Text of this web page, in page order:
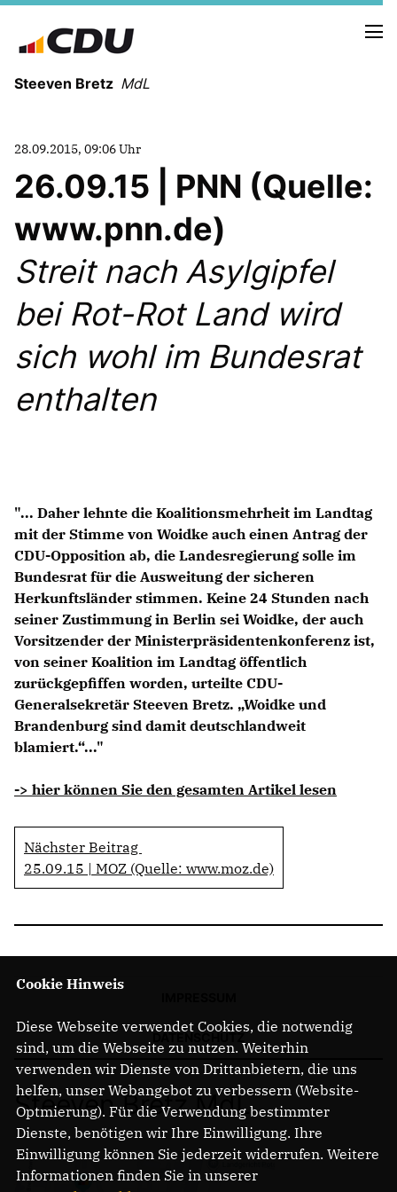
Steeven Bretz MdL
VITA
WAHLKREISBESUCHE
PRESSEFOTOS
MEIN BÜRGERBÜRO
MEIN WAHLKREIS
ZIELE
CDU Fraktion im Brandenburger Landtag
CDU Brandenburg
CDU Potsdam
28.09.2015, 09:06 Uhr
26.09.15 | PNN (Quelle:
www.pnn.de)
Streit nach Asylgipfel
bei Rot-Rot Land wird
sich wohl im Bundesrat
enthalten
"... Daher lehnte die Koalitionsmehrheit im Landtag
mit der Stimme von Woidke auch einen Antrag der
CDU-Opposition ab, die Landesregierung solle im
Bundesrat für die Ausweitung der sicheren
Herkunftsländer stimmen. Keine 24 Stunden nach
seiner Zustimmung in Berlin sei Woidke, der auch
Vorsitzender der Ministerpräsidentenkonferenz ist,
von seiner Koalition im Landtag öffentlich
zurückgepfiffen worden, urteilte CDU-
Generalsekretär Steeven Bretz. „Woidke und
Brandenburg sind damit deutschlandweit
blamiert.“..."
-> hier können Sie den gesamten Artikel lesen
Nächster Beitrag
25.09.15 | MOZ (Quelle: www.moz.de)
Steeven Bretz MdL
Cookie Hinweis
Diese Webseite verwendet Cookies, die notwendig
sind, um die Webseite zu nutzen. Weiterhin
verwenden wir Dienste von Drittanbietern, die uns
helfen, unser Webangebot zu verbessern (Website-
Optmierung). Für die Verwendung bestimmter
Dienste, benötigen wir Ihre Einwilligung. Ihre
Einwilligung können Sie jederzeit widerrufen. Weitere
Informationen finden Sie in unserer